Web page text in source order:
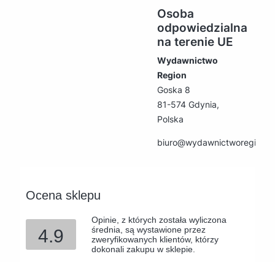
Osoba
odpowiedzialna
na terenie UE
Wydawnictwo
Region
Goska 8
81-574 Gdynia,
Polska
biuro@wydawnictworegion.pl
Ocena sklepu
4.9
Opinie, z których została wyliczona
średnia, są wystawione przez
zweryfikowanych klientów, którzy
dokonali zakupu w sklepie.